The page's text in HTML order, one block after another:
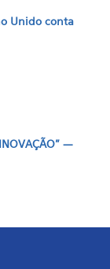
Unido conta
—